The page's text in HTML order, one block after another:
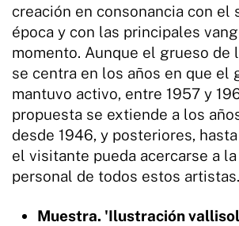
creación en consonancia con el
época y con las principales
momento. Aunque el grueso de
se centra en los años en que el
mantuvo activo, entre 1957 y
propuesta se extiende a los
desde 1946, y posteriores, hasta
el visitante pueda acercarse a
personal de todos estos artistas.
Muestra. 'Ilustración